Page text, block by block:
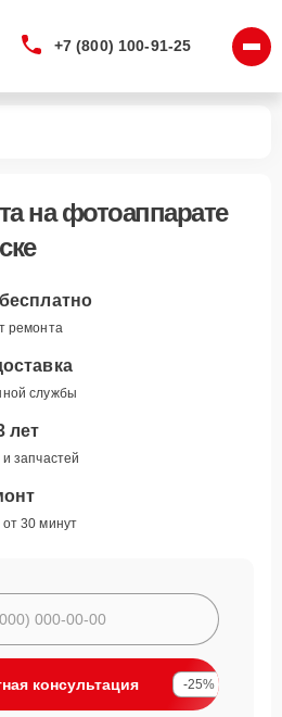
+7 (800) 100-91-25
на фотоаппарате
ремонта
службы
лет
запчастей
30 минут
консультация -25%